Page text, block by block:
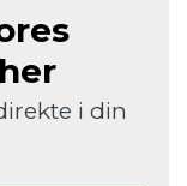
i din